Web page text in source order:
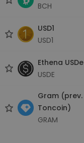
BCH
USD1
USD1
Ethena USDe
USDE
Gram (prev.
Toncoin)
GRAM